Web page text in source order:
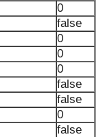
0
false
0
0
0
false
false
0
false